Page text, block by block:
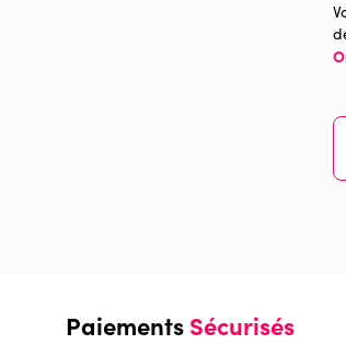
PaiementsSécurisés